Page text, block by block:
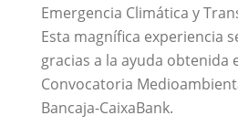
Emergencia Climática y
Esta magnífica experiencia
gracias a la ayuda obtenida
Convocatoria
Bancaja-CaixaBank.